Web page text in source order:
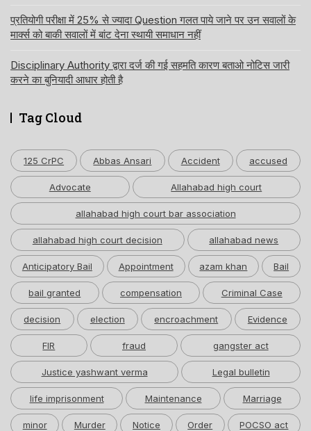
प्रतियोगी परीक्षा में 25% से ज्यादा Question गलत पाये जाने पर उन सवालों के
मार्क्स को बाकी सवालों में बांट देना स्थायी समाधान नहीं
Disciplinary Authority द्वारा दर्ज की गई सहमति कारण बताओ नोटिस जारी
करने का बुनियादी आधार होती है
Tag Cloud
125 CrPC Abbas Ansari Accident accused
Advocate Allahabad high court
allahabad high court bar association
allahabad high court decision allahabad news
Anticipatory Bail Appointment azam khan Bail
bail granted compensation Criminal Case
decision election encroachment Evidence
FIR fraud gangster act
Justice yashwant verma Legal bulletin
life imprisonment Maintenance Marriage
minor Murder Notice Order POCSO act